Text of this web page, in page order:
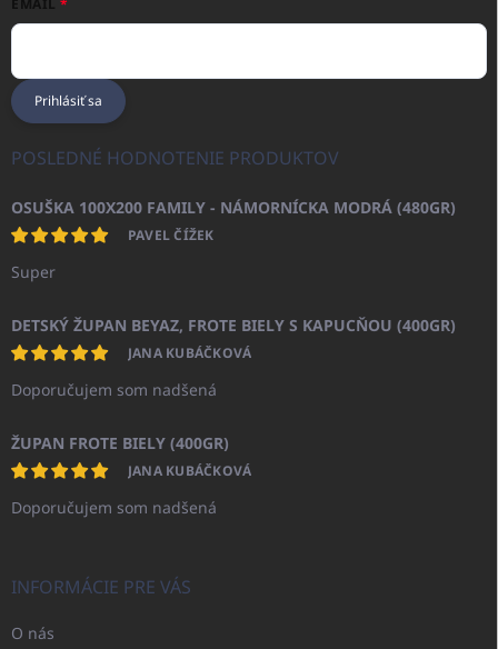
EMAIL
Prihlásiť sa
POSLEDNÉ HODNOTENIE PRODUKTOV
OSUŠKA 100X200 FAMILY - NÁMORNÍCKA MODRÁ (480GR)
PAVEL ČÍŽEK
Super
DETSKÝ ŽUPAN BEYAZ, FROTE BIELY S KAPUCŇOU (400GR)
JANA KUBÁČKOVÁ
Doporučujem som nadšená
ŽUPAN FROTE BIELY (400GR)
JANA KUBÁČKOVÁ
Doporučujem som nadšená
INFORMÁCIE PRE VÁS
O nás